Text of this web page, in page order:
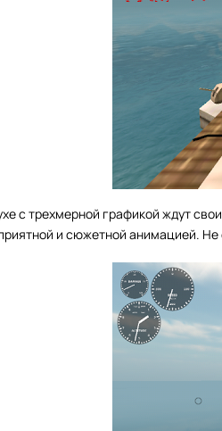
с трехмерной графикой ждут
и сюжетной анимацией. Не